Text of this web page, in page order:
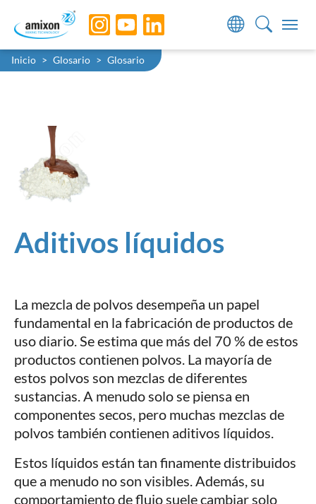
Skip to main navigation
Skip to main content
Skip to page footer
You are here:
Inicio Glosario Glosario
Aditivos líquidos
La mezcla de polvos desempeña un papel
fundamental en la fabricación de productos de
uso diario. Se estima que más del 70 % de estos
productos contienen polvos. La mayoría de
estos polvos son mezclas de diferentes
sustancias. A menudo solo se piensa en
componentes secos, pero muchas mezclas de
polvos también contienen aditivos líquidos.
Estos líquidos están tan finamente distribuidos
que a menudo no son visibles. Además, su
comportamiento de flujo suele cambiar solo